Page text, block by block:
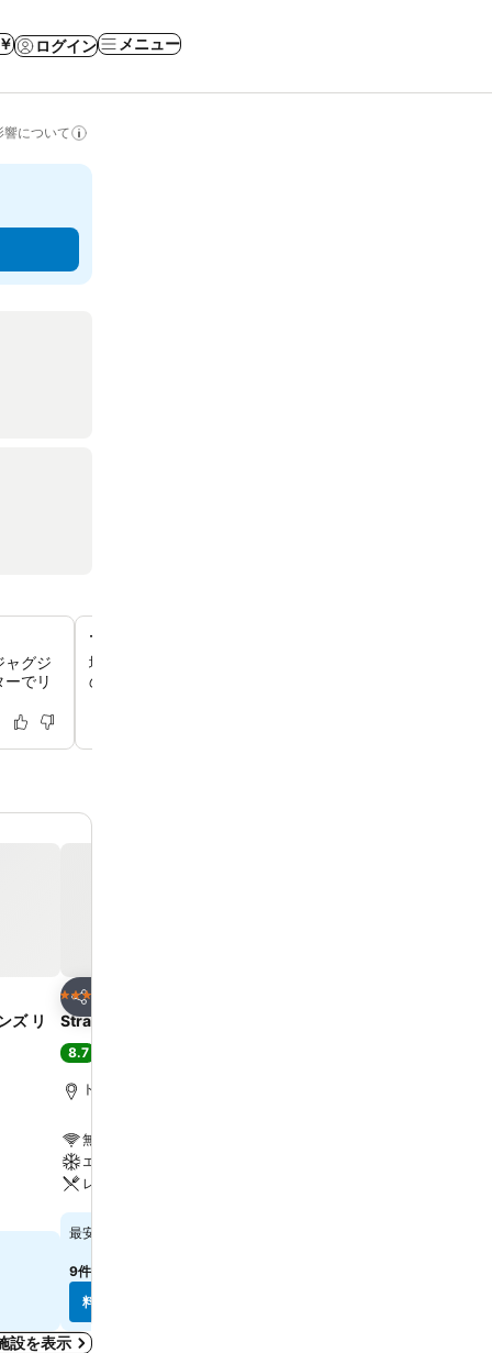
ログイン メニュー
について
ャグジ
でリ
マーロウ バー＆レストラン
地元産の食材を使用し、活気あるカクテルメニューを提
のレストランで、英国の定番料理にモダンなひねりを加
ズ リ
シェア
4 ホテルのランク
Strand Palace
8.7
トラファルガー広場まで0.6 km
無料Wi-Fi
エアコン
レストラン
料金を表示
最安値
9件のサイト
料金を表示
設を表示